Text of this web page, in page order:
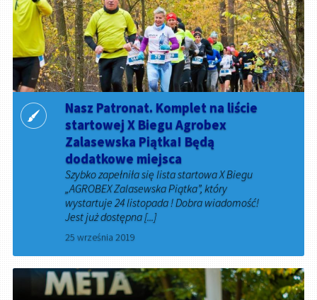
Nasz Patronat. Komplet na liście
startowej X Biegu Agrobex
Zalasewska Piątka! Będą
dodatkowe miejsca
Szybko zapełniła się lista startowa X Biegu
„AGROBEX Zalasewska Piątka”, który
wystartuje 24 listopada ! Dobra wiadomość!
Jest już dostępna [...]
25 września 2019